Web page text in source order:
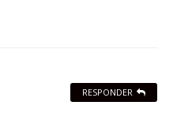
RESPONDER